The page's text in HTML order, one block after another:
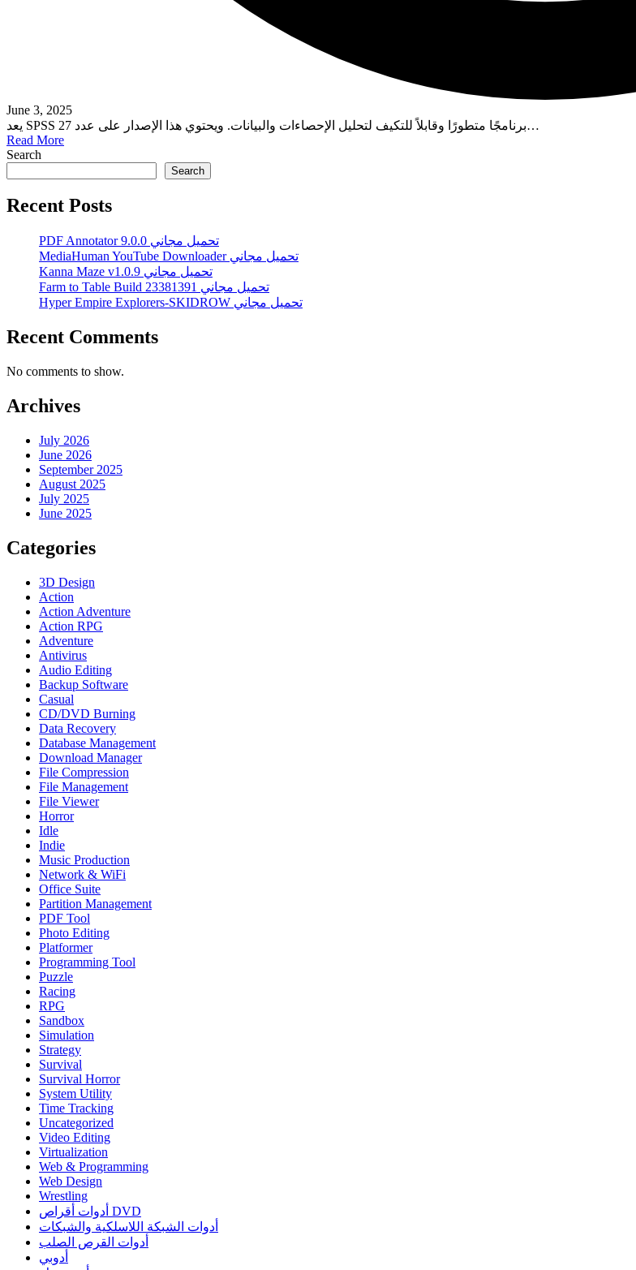
June 3, 2025
يعد SPSS 27 برنامجًا متطورًا وقابلاً للتكيف لتحليل الإحصاءات والبيانات. ويحتوي هذا الإصدار على عدد…
Read More
Search
Search
Recent Posts
PDF Annotator 9.0.0 تحميل مجاني
MediaHuman YouTube Downloader تحميل مجاني
Kanna Maze v1.0.9 تحميل مجاني
Farm to Table Build 23381391 تحميل مجاني
Hyper Empire Explorers-SKIDROW تحميل مجاني
Recent Comments
No comments to show.
Archives
July 2026
June 2026
September 2025
August 2025
July 2025
June 2025
Categories
3D Design
Action
Action Adventure
Action RPG
Adventure
Antivirus
Audio Editing
Backup Software
Casual
CD/DVD Burning
Data Recovery
Database Management
Download Manager
File Compression
File Management
File Viewer
Horror
Idle
Indie
Music Production
Network & WiFi
Office Suite
Partition Management
PDF Tool
Photo Editing
Platformer
Programming Tool
Puzzle
Racing
RPG
Sandbox
Simulation
Strategy
Survival
Survival Horror
System Utility
Time Tracking
Uncategorized
Video Editing
Virtualization
Web & Programming
Web Design
Wrestling
أدوات أقراص DVD
أدوات الشبكة اللاسلكية والشبكات
أدوات القرص الصلب
أدوبي